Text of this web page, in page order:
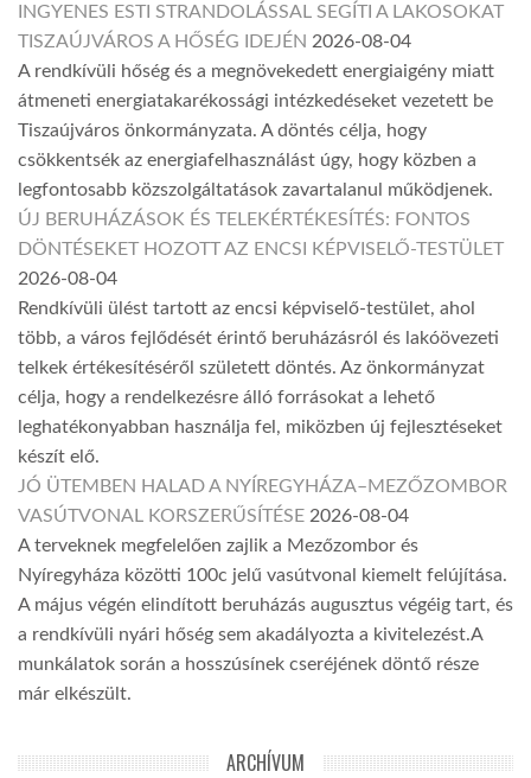
INGYENES ESTI STRANDOLÁSSAL SEGÍTI A LAKOSOKAT
TISZAÚJVÁROS A HŐSÉG IDEJÉN 2026-08-04
A rendkívüli hőség és a megnövekedett energiaigény miatt
átmeneti energiatakarékossági intézkedéseket vezetett be
Tiszaújváros önkormányzata. A döntés célja, hogy
csökkentsék az energiafelhasználást úgy, hogy közben a
legfontosabb közszolgáltatások zavartalanul működjenek.
ÚJ BERUHÁZÁSOK ÉS TELEKÉRTÉKESÍTÉS: FONTOS
DÖNTÉSEKET HOZOTT AZ ENCSI KÉPVISELŐ-TESTÜLET
2026-08-04
Rendkívüli ülést tartott az encsi képviselő-testület, ahol
több, a város fejlődését érintő beruházásról és lakóövezeti
telkek értékesítéséről született döntés. Az önkormányzat
célja, hogy a rendelkezésre álló forrásokat a lehető
leghatékonyabban használja fel, miközben új fejlesztéseket
készít elő.
JÓ ÜTEMBEN HALAD A NYÍREGYHÁZA–MEZŐZOMBOR
VASÚTVONAL KORSZERŰSÍTÉSE 2026-08-04
A terveknek megfelelően zajlik a Mezőzombor és
Nyíregyháza közötti 100c jelű vasútvonal kiemelt felújítása.
A május végén elindított beruházás augusztus végéig tart, és
a rendkívüli nyári hőség sem akadályozta a kivitelezést.A
munkálatok során a hosszúsínek cseréjének döntő része
már elkészült.
ARCHÍVUM